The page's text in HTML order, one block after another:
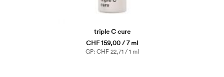
triple C cure
CHF 159,00 / 7 ml
GP: CHF 22,71 / 1 ml